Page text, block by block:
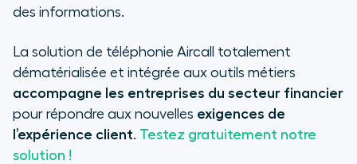
des informations.
La solution de téléphonie Aircall totalement
dématérialisée et intégrée aux outils métiers
accompagne les entreprises du secteur financier
pour répondre aux nouvelles exigences de
l’expérience client. Testez gratuitement notre
solution !